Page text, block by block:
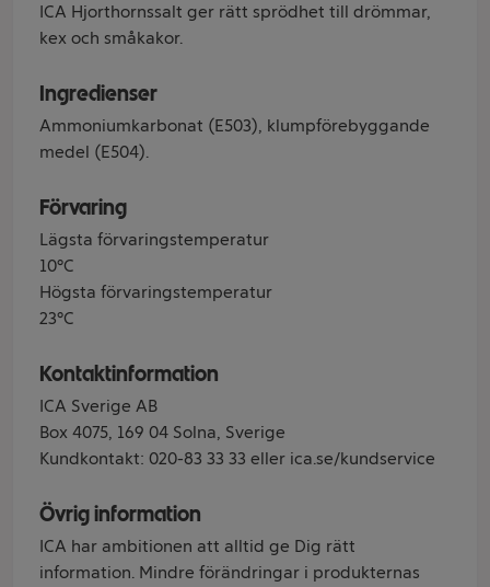
ICA Hjorthornssalt ger rätt sprödhet till drömmar,
kex och småkakor.
Ingredienser
Ammoniumkarbonat (E503), klumpförebyggande
medel (E504).
Förvaring
Lägsta förvaringstemperatur
10°C
Högsta förvaringstemperatur
23°C
Kontaktinformation
ICA Sverige AB
Box 4075, 169 04 Solna, Sverige
Kundkontakt: 020-83 33 33 eller ica.se/kundservice
Övrig information
ICA har ambitionen att alltid ge Dig rätt
information. Mindre förändringar i produkternas